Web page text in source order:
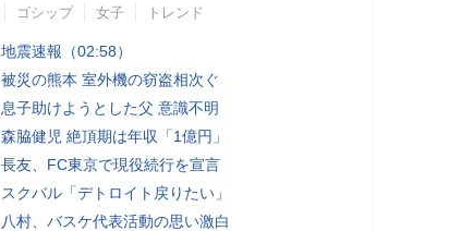
ゴシップ 女子 トレンド
地震速報（02:58）
被災の熊本 室外機の窃盗相次ぐ
息子助けようとした父 意識不明
森脇健児 絶頂期は年収「1億円」
長友、FC東京で現役続行を宣言
スクバル「デトロイト戻りたい」
八村、バスケ代表活動の思い激白